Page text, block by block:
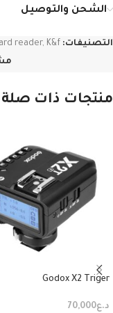
الشحن والتوصيل
التصنيفات: reader, K&f
منتجات ذات صلة
Godox X2 Triger
د.ع70,000